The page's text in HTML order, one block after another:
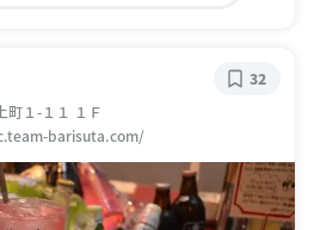
町１-１１ １Ｆ
barisuta.com/
32